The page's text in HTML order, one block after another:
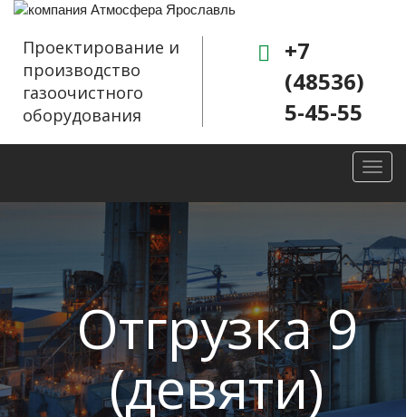
Проектирование и
производство
газоочистного
оборудования
+7
(48536)
5-45-55
Отгрузка 9
(девяти)